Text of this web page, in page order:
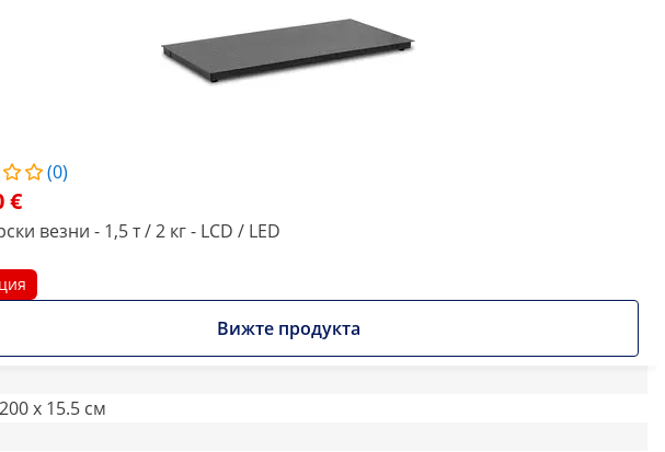
(0)
€
везни - 1,5 т / 2 кг - LCD / LED
Вижте продукта
x 15.5 см